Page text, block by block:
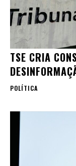
TSE CRIA
POLÍTICA